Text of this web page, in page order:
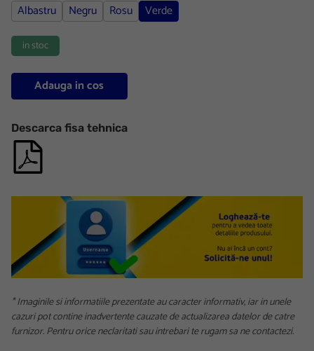
Albastru Negru Rosu Verde
in stoc
Adauga in cos
Descarca fisa tehnica
* Imaginile si informatiile prezentate au caracter informativ, iar in unele
cazuri pot contine inadvertente cauzate de actualizarea datelor de catre
furnizor. Pentru orice neclaritati sau intrebari te rugam sa ne contactezi.